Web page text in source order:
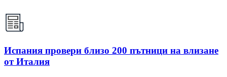
Испания провери близо 200 пътници на влизане
от Италия